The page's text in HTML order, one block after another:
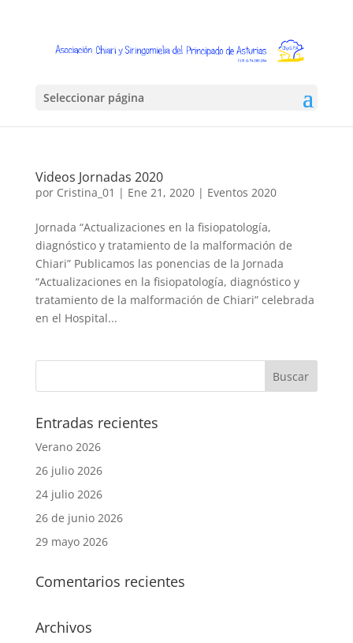
Seleccionar página
Videos Jornadas 2020
por Cristina_01 | Ene 21, 2020| Eventos 2020
Jornada “Actualizaciones en la fisiopatología,
diagnóstico y tratamiento de la malformación de
Chiari” Publicamos las ponencias de la Jornada
“Actualizaciones en la fisiopatología, diagnóstico y
tratamiento de la malformación de Chiari” celebrada
en el Hospital...
Entradas recientes
Verano 2026
26 julio 2026
24 julio 2026
26 de junio 2026
29 mayo 2026
Comentarios recientes
Archivos